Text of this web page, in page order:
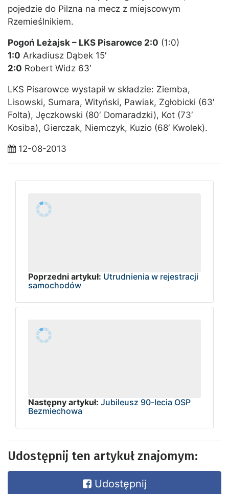
pojedzie do Pilzna na mecz z miejscowym
Rzemieślnikiem.
Pogoń Leżajsk – LKS Pisarowce 2:0 (1:0)
1:0 Arkadiusz Dąbek 15′
2:0 Robert Widz 63′
LKS Pisarowce wystapił w składzie: Ziemba,
Lisowski, Sumara, Wityński, Pawiak, Zgłobicki (63′
Folta), Jęczkowski (80′ Domaradzki), Kot (73′
Kosiba), Gierczak, Niemczyk, Kuzio (68′ Kwolek).
12-08-2013
Poprzedni artykuł: Utrudnienia w rejestracji
samochodów
Następny artykuł: Jubileusz 90-lecia OSP
Bezmiechowa
Udostępnij ten artykuł znajomym:
Udostępnij